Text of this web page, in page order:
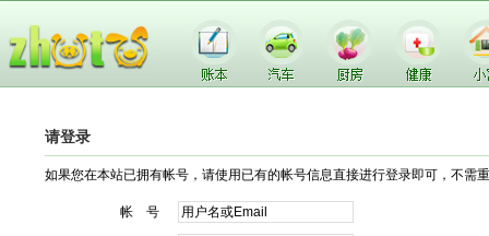
请登录
如果您在本站已拥有帐号，请使用已有的帐号信息直接进行登录即可，不需
帐 号